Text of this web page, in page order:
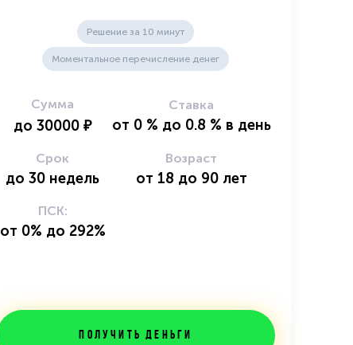
Решение за 10 минут
Моментальное перечисление денег
Сумма
до 30000 ₽
Ставка
от 0 % до 0.8 % в день
Срок
до 30 недель
Возраст
от 18 до 90 лет
ПСК:
от 0% до 292%
Получить деньги